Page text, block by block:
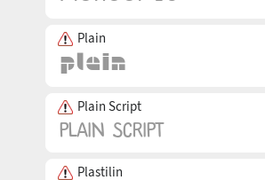
Plain
Plain Script
Plastilin